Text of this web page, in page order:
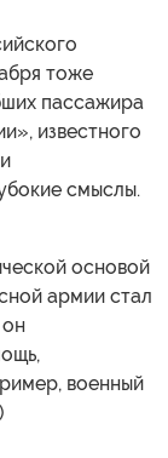
тоже
пассажира
известного
смыслы.
основой
армии стал
военный